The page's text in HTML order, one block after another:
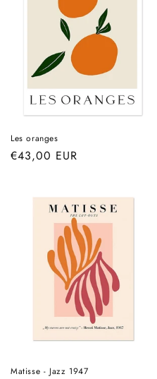
Les oranges
Prix
€43,00 EUR
Matisse - Jazz 1947